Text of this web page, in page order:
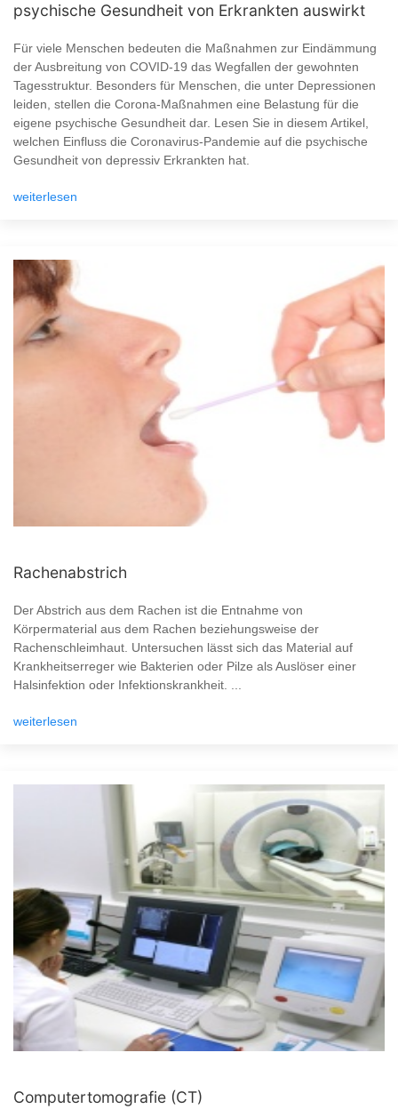
psychische Gesundheit von Erkrankten auswirkt
Für viele Menschen bedeuten die Maßnahmen zur Eindämmung
der Ausbreitung von COVID-19 das Wegfallen der gewohnten
Tagesstruktur. Besonders für Menschen, die unter Depressionen
leiden, stellen die Corona-Maßnahmen eine Belastung für die
eigene psychische Gesundheit dar. Lesen Sie in diesem Artikel,
welchen Einfluss die Coronavirus-Pandemie auf die psychische
Gesundheit von depressiv Erkrankten hat.
weiterlesen
Rachenabstrich
Der Abstrich aus dem Rachen ist die Entnahme von
Körpermaterial aus dem Rachen beziehungsweise der
Rachenschleimhaut. Untersuchen lässt sich das Material auf
Krankheitserreger wie Bakterien oder Pilze als Auslöser einer
Halsinfektion oder Infektionskrankheit. ...
weiterlesen
Computertomografie (CT)